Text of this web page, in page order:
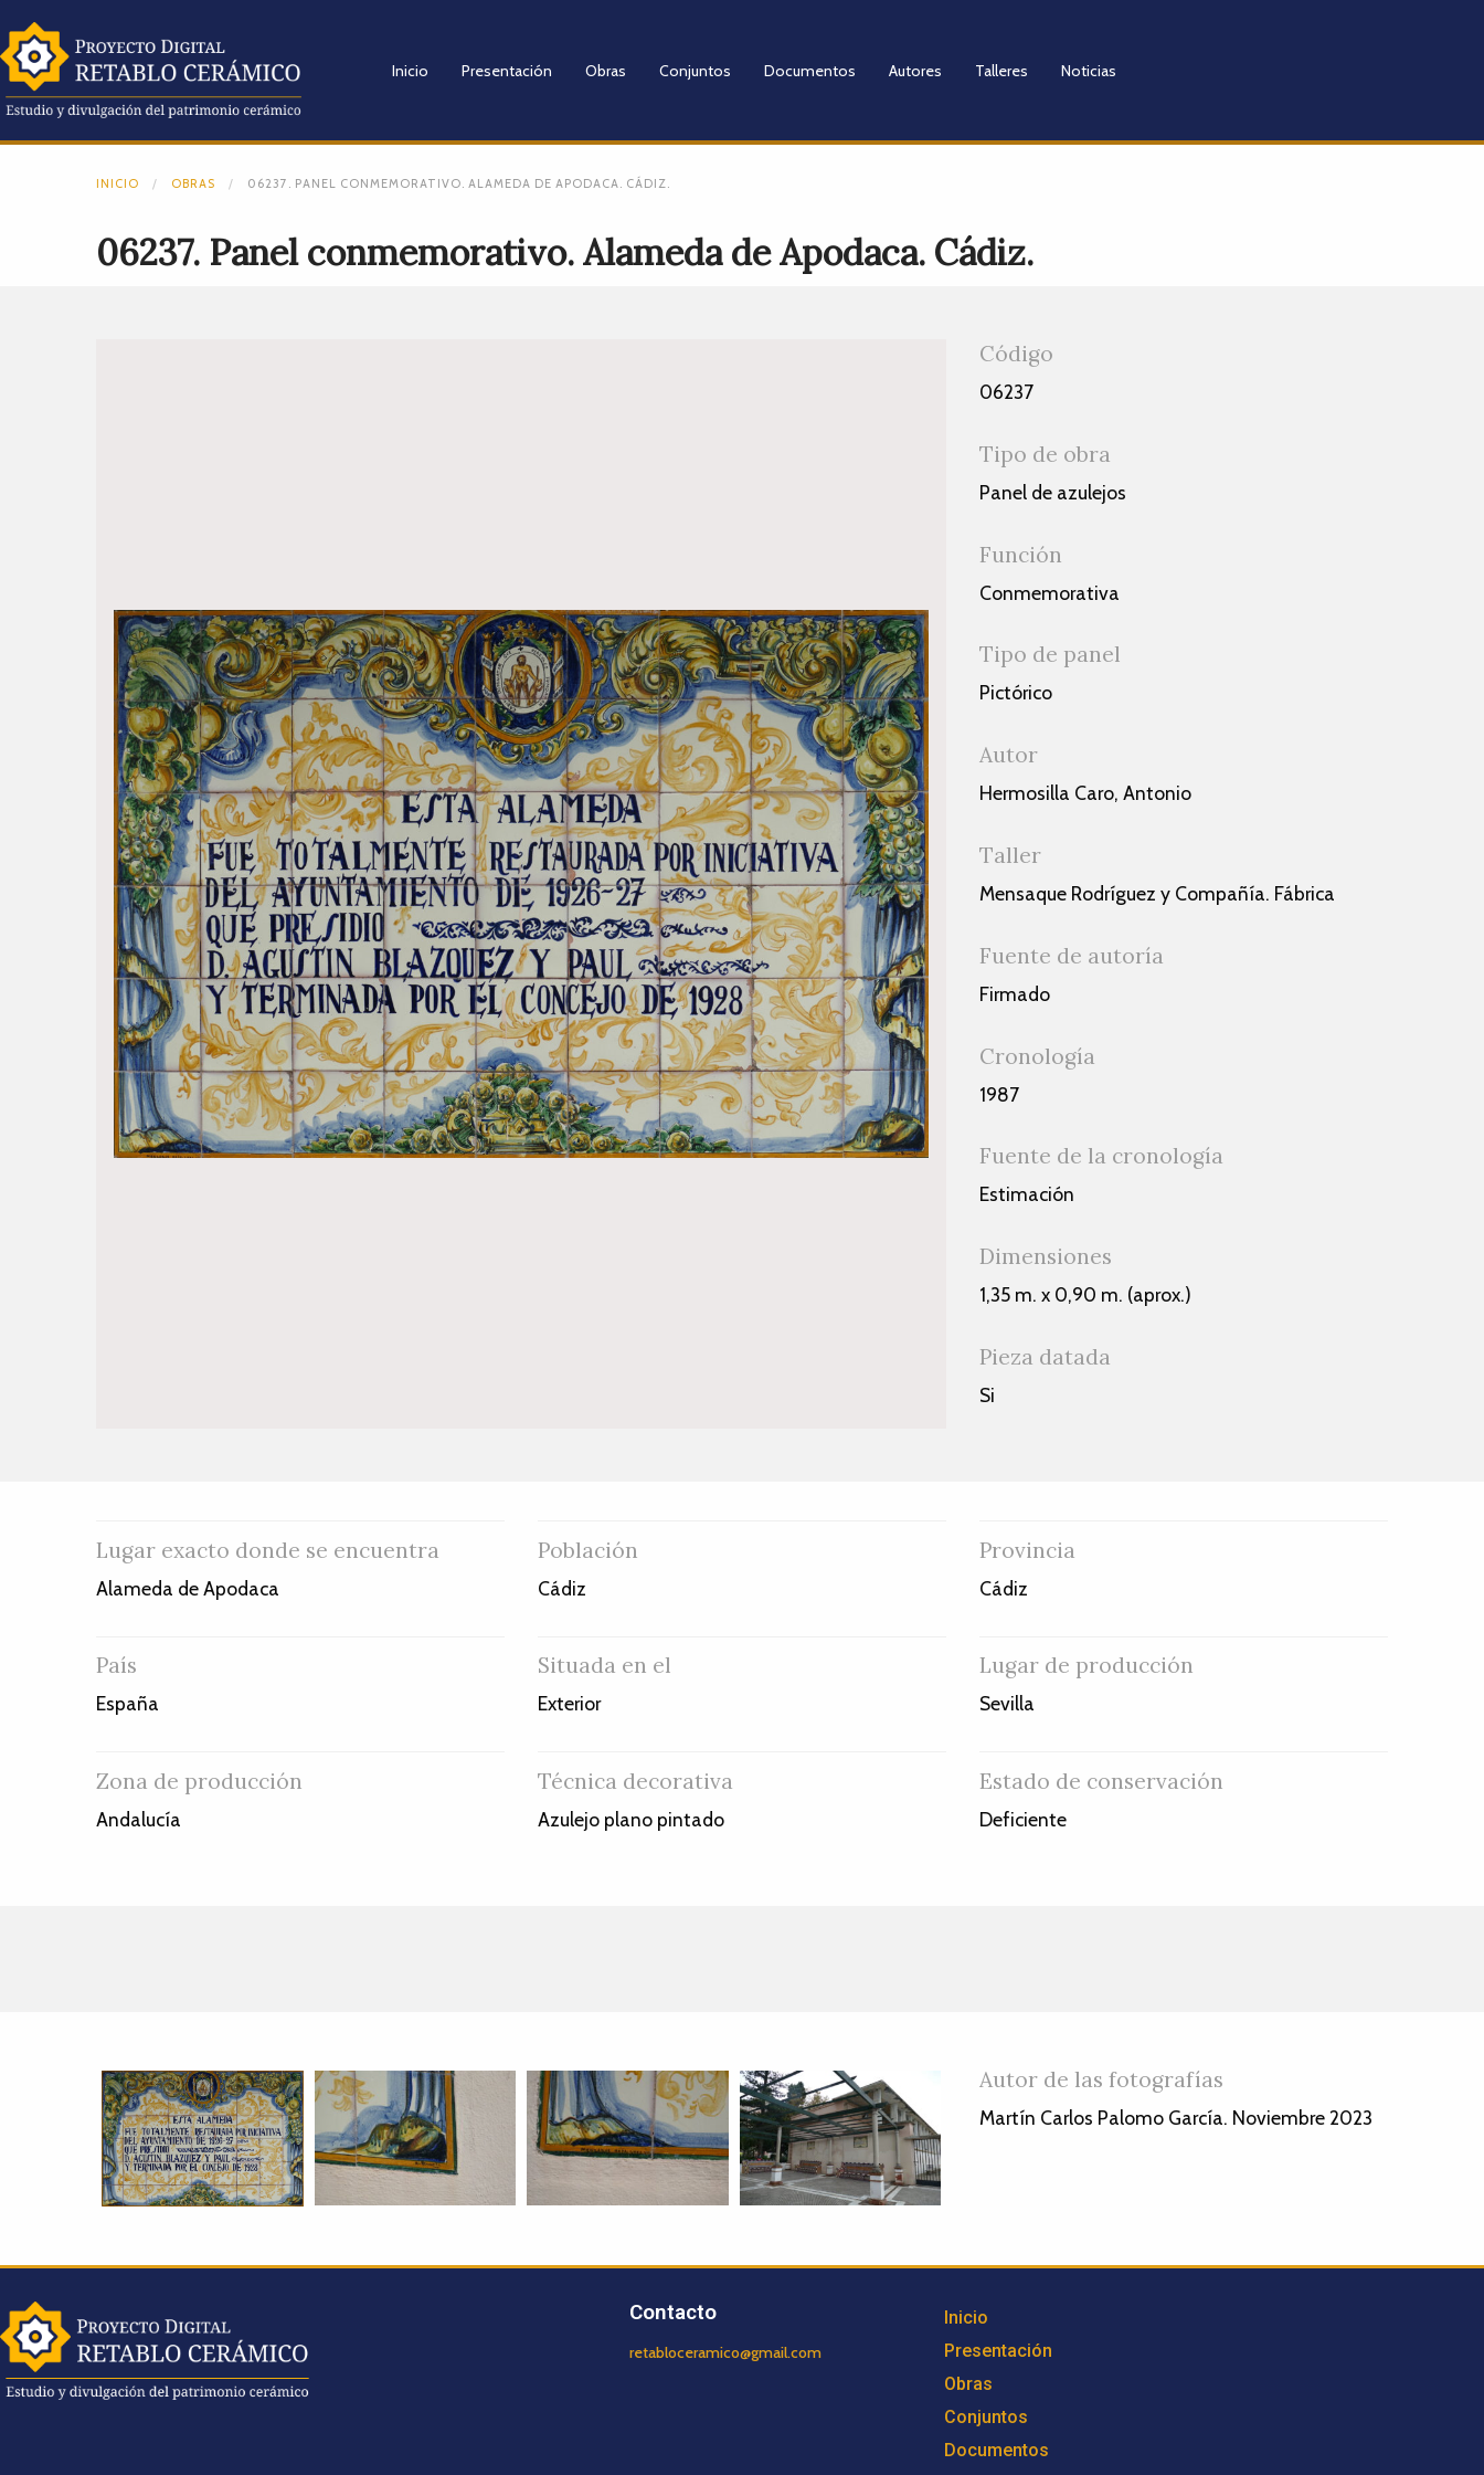
Inicio Presentación Obras Conjuntos Documentos Autores Talleres Noticias
INICIO OBRAS 06237. PANEL CONMEMORATIVO. ALAMEDA DE APODACA. CÁDIZ.
06237. Panel conmemorativo. Alameda de Apodaca. Cádiz.
Código
06237
Tipo de obra
Panel de azulejos
Función
Conmemorativa
Tipo de panel
Pictórico
Autor
Hermosilla Caro, Antonio
Taller
Mensaque Rodríguez y Compañía. Fábrica
Fuente de autoría
Firmado
Cronología
1987
Fuente de la cronología
Estimación
Dimensiones
1,35 m. x 0,90 m. (aprox.)
Pieza datada
Si
Lugar exacto donde se encuentra
Alameda de Apodaca
Población
Cádiz
Provincia
Cádiz
País
España
Situada en el
Exterior
Lugar de producción
Sevilla
Zona de producción
Andalucía
Técnica decorativa
Azulejo plano pintado
Estado de conservación
Deficiente
Autor de las fotografías
Martín Carlos Palomo García. Noviembre 2023
Contacto
retabloceramico@gmail.com
Inicio
Presentación
Obras
Conjuntos
Documentos